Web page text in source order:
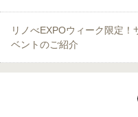
リノべEXPOウィーク限定！
ベントのご紹介